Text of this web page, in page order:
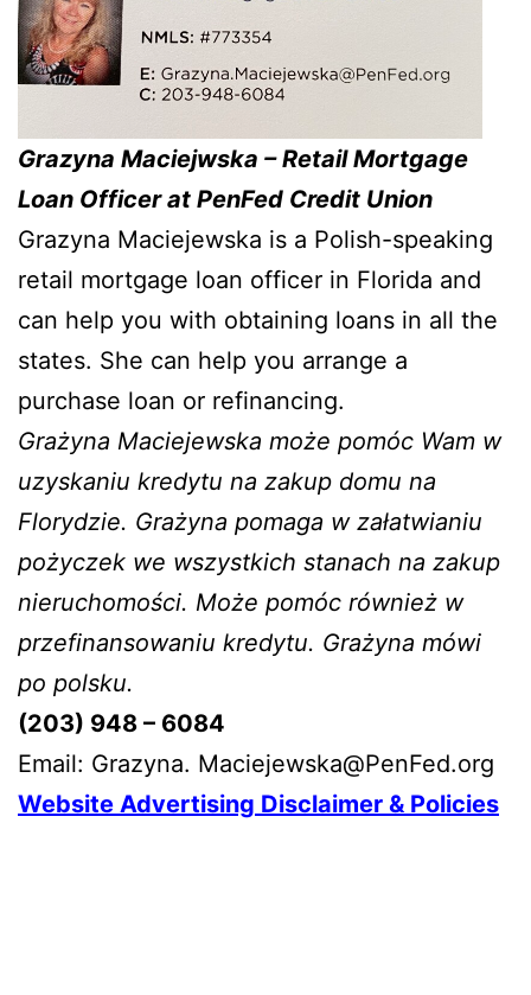
Grazyna Maciejwska – Retail Mortgage
Loan Officer at PenFed Credit Union
Grazyna Maciejewska is a Polish-speaking
retail mortgage loan officer in Florida and
can help you with obtaining loans in all the
states. She can help you arrange a
purchase loan or refinancing.
Grażyna Maciejewska może pomóc Wam w
uzyskaniu kredytu na zakup domu na
Florydzie. Grażyna pomaga w załatwianiu
pożyczek we wszystkich stanach na zakup
nieruchomości. Może pomóc również w
przefinansowaniu kredytu. Grażyna mówi
po polsku.
(203) 948 – 6084
Email: Grazyna. Maciejewska@PenFed.org
Website Advertising Disclaimer & Policies